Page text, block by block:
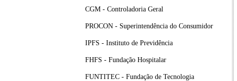
CGM - Controladoria Geral
PROCON - Superintendência do Consumidor
IPFS - Instituto de Previdência
FHFS - Fundação Hospitalar
FUNTITEC - Fundação de Tecnologia